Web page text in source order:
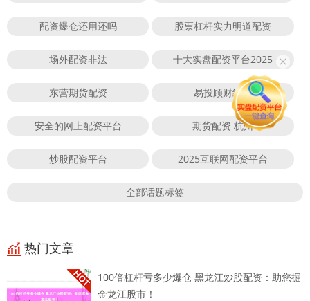
配资爆仓还用还吗 股票杠杆实力明道配资
场外配资非法 十大实盘配资平台2025
东营期货配资 易投顾财经网
安全的网上配资平台 期货配资 杭州
炒股配资平台 2025互联网配资平台
全部话题标签
热门文章
100倍杠杆亏多少爆仓 黑龙江炒股配资：助您掘
金龙江股市！